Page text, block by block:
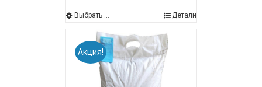
Выбрать ... Детали
Акция!